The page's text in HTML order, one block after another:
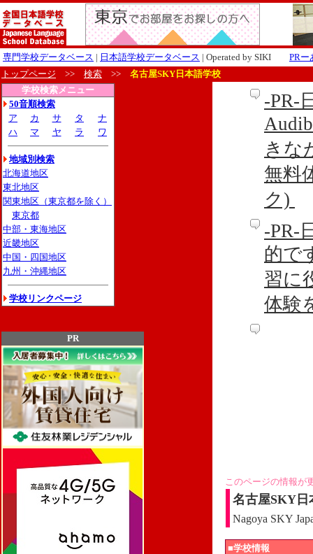
専門学校データベース | 日本語学校データベース | Operated by SIKI PRー
トップページ >> 検索 >> 名古屋SKY日本語学校
学校検索メニュー
50音順検索
ア
カ サ タ
ナ
ハ
マ ヤ ラ ワ
地域別検索
北海道地区
東北地区
関東地区（東京都を除く）
東京都
中部・東海地区
近畿地区
中国・四国地区
九州・沖縄地区
学校リンクページ
PR
-PR-
きな
無料
ク)
-PR-
的で
習に
体験
このページの情報が
名古屋SKY日
Nagoya SKY
■学校情報